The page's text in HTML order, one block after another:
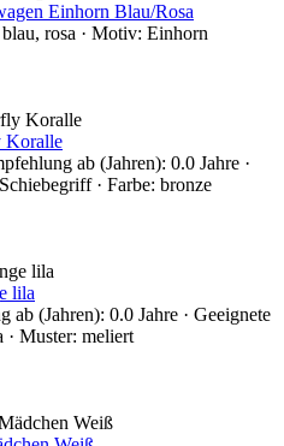
Einhorn Blau/Rosa
rosa · Motiv: Einhorn
Koralle
ab (Jahren): 0.0 Jahre ·
· Farbe: bronze
lila
ab (Jahren): 0.0 Jahre · Geeignete
· Muster: meliert